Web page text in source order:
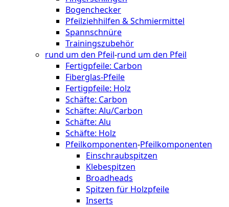
Bogenchecker
Pfeilziehhilfen & Schmiermittel
Spannschnüre
Trainingszubehör
rund um den Pfeil-rund um den Pfeil
Fertigpfeile: Carbon
Fiberglas-Pfeile
Fertigpfeile: Holz
Schäfte: Carbon
Schäfte: Alu/Carbon
Schäfte: Alu
Schäfte: Holz
Pfeilkomponenten-Pfeilkomponenten
Einschraubspitzen
Klebespitzen
Broadheads
Spitzen für Holzpfeile
Inserts